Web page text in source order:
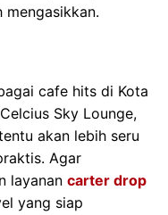
mengasikkan.
cafe hits di Kota
Sky Lounge,
akan lebih seru
Agar
layanan carter drop
yang siap